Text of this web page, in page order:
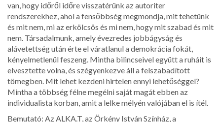
van, hogy időről időre visszatérünk az autoriter
rendszerekhez, ahol a fensőbbség megmondja, mit tehetünk
és mit nem, mi az erkölcsös és mi nem, hogy mit szabad és mit
nem. Társadalmunk, amely évezredes jobbágyság és
alávetettség után érte el váratlanul a demokrácia fokát,
kényelmetlenül feszeng. Mintha bilincseivel együtt a ruháit is
elvesztette volna, és szégyenkezve áll a felszabadított
tömegben. Mit lehet kezdeni hirtelen ennyi lehetőséggel?
Mintha a többség félne megélni saját magát ebben az
individualista korban, amit a lelke mélyén valójában el is ítél.
Bemutató: Az ALKA.T, az Örkény István Színház, a